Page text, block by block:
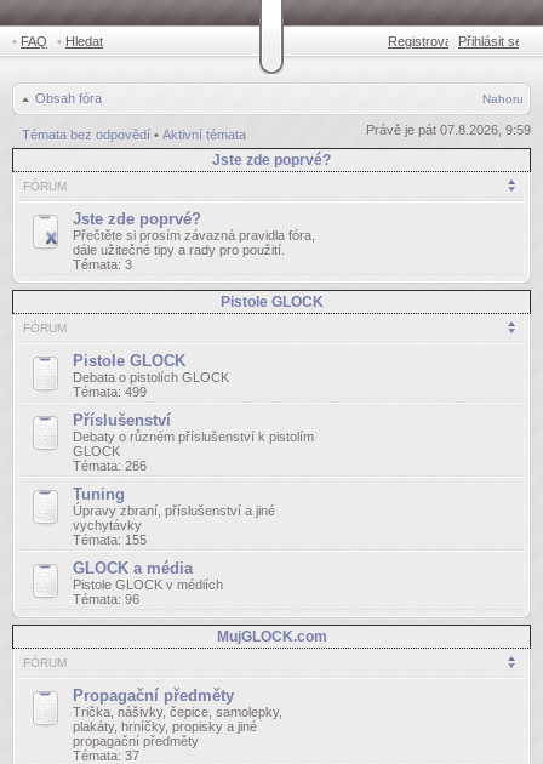
• FAQ • Hledat Registrovat •Přihlásit se
Obsah fóra Nahoru
Právě je pát 07.8.2026, 9:59
Témata bez odpovědí • Aktivní témata
Jste zde poprvé?
FÓRUM
Jste zde poprvé?
Přečtěte si prosím závazná pravidla fóra,
dále užitečné tipy a rady pro použití.
Témata: 3
Pistole GLOCK
FÓRUM
Pistole GLOCK
Debata o pistolích GLOCK
Témata: 499
Příslušenství
Debaty o různém příslušenství k pistolím
GLOCK
Témata: 266
Tuning
Úpravy zbraní, příslušenství a jiné
vychytávky
Témata: 155
GLOCK a média
Pistole GLOCK v médiích
Témata: 96
MujGLOCK.com
FÓRUM
Propagační předměty
Trička, nášivky, čepice, samolepky,
plakáty, hrníčky, propisky a jiné
propagační předměty
Témata: 37